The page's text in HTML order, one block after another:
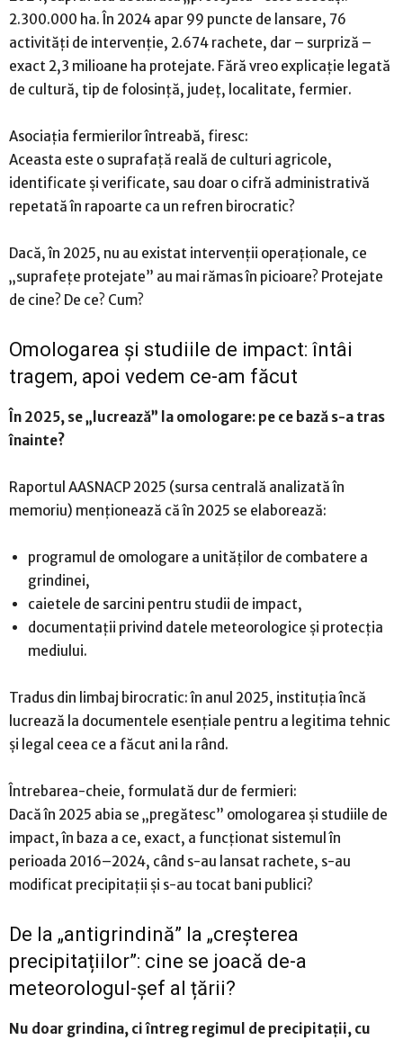
2.300.000 ha. În 2024 apar 99 puncte de lansare, 76
activități de intervenție, 2.674 rachete, dar – surpriză –
exact 2,3 milioane ha protejate. Fără vreo explicație legată
de cultură, tip de folosință, județ, localitate, fermier.
Asociația fermierilor întreabă, firesc:
Aceasta este o suprafață reală de culturi agricole,
identificate și verificate, sau doar o cifră administrativă
repetată în rapoarte ca un refren birocratic?
Dacă, în 2025, nu au existat intervenții operaționale, ce
„suprafețe protejate” au mai rămas în picioare? Protejate
de cine? De ce? Cum?
Omologarea și studiile de impact: întâi
tragem, apoi vedem ce-am făcut
În 2025, se „lucrează” la omologare: pe ce bază s-a tras
înainte?
Raportul AASNACP 2025 (sursa centrală analizată în
memoriu) menționează că în 2025 se elaborează:
programul de omologare a unităților de combatere a
grindinei,
caietele de sarcini pentru studii de impact,
documentații privind datele meteorologice și protecția
mediului.
Tradus din limbaj birocratic: în anul 2025, instituția încă
lucrează la documentele esențiale pentru a legitima tehnic
și legal ceea ce a făcut ani la rând.
Întrebarea-cheie, formulată dur de fermieri:
Dacă în 2025 abia se „pregătesc” omologarea și studiile de
impact, în baza a ce, exact, a funcționat sistemul în
perioada 2016–2024, când s-au lansat rachete, s-au
modificat precipitații și s-au tocat bani publici?
De la „antigrindină” la „creșterea
precipitațiilor”: cine se joacă de-a
meteorologul-șef al țării?
Nu doar grindina, ci întreg regimul de precipitații, cu